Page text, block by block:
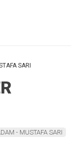
SARI
- MUSTAFA SARI